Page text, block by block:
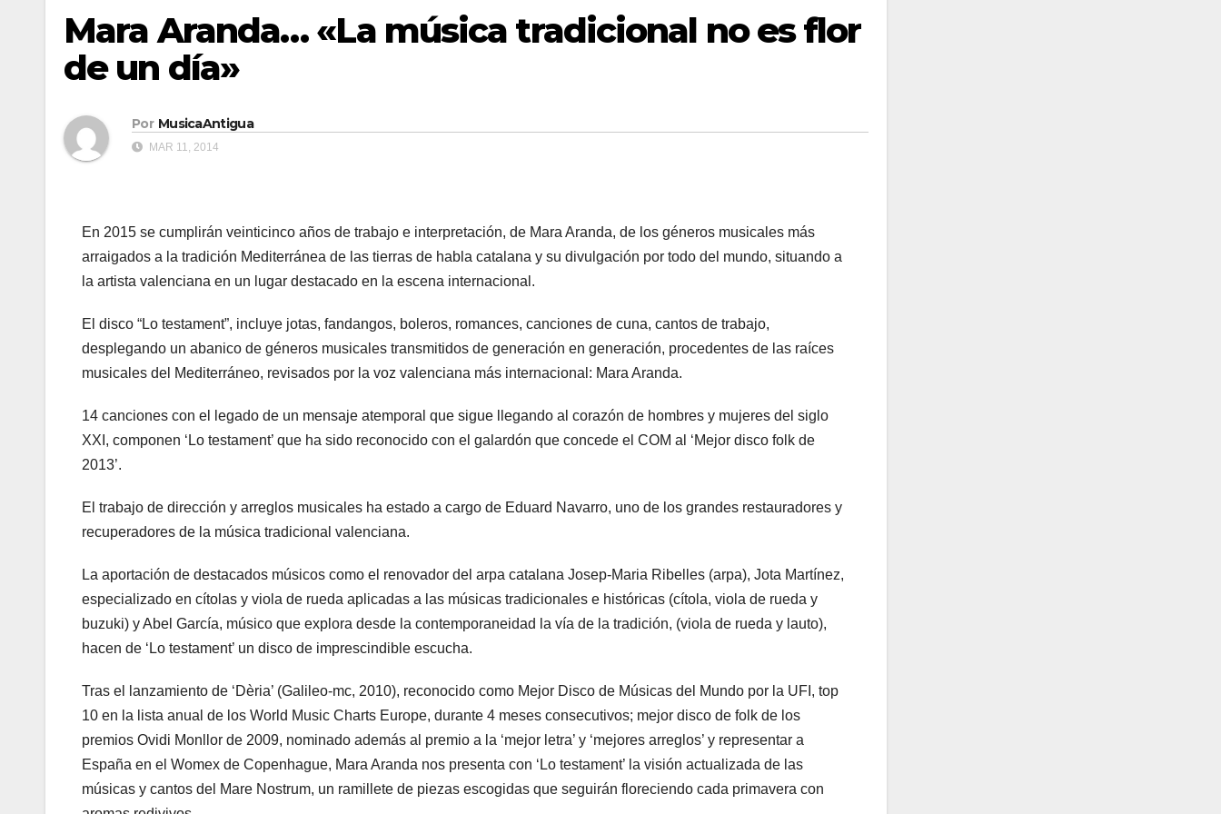
Mara Aranda… «La música tradicional no es flor
de un día»
Por MusicaAntigua
MAR 11, 2014
En 2015 se cumplirán veinticinco años de trabajo e interpretación, de Mara Aranda, de los géneros musicales más
arraigados a la tradición Mediterránea de las tierras de habla catalana y su divulgación por todo del mundo, situando a
la artista valenciana en un lugar destacado en la escena internacional.
El disco “Lo testament”, incluye jotas, fandangos, boleros, romances, canciones de cuna, cantos de trabajo,
desplegando un abanico de géneros musicales transmitidos de generación en generación, procedentes de las raíces
musicales del Mediterráneo, revisados por la voz valenciana más internacional: Mara Aranda.
14 canciones con el legado de un mensaje atemporal que sigue llegando al corazón de hombres y mujeres del siglo
XXI, componen ‘Lo testament’ que ha sido reconocido con el galardón que concede el COM al ‘Mejor disco folk de
2013’.
El trabajo de dirección y arreglos musicales ha estado a cargo de Eduard Navarro, uno de los grandes restauradores y
recuperadores de la música tradicional valenciana.
La aportación de destacados músicos como el renovador del arpa catalana Josep-Maria Ribelles (arpa), Jota Martínez,
especializado en cítolas y viola de rueda aplicadas a las músicas tradicionales e históricas (cítola, viola de rueda y
buzuki) y Abel García, músico que explora desde la contemporaneidad la vía de la tradición, (viola de rueda y lauto),
hacen de ‘Lo testament’ un disco de imprescindible escucha.
Tras el lanzamiento de ‘Dèria’ (Galileo-mc, 2010), reconocido como Mejor Disco de Músicas del Mundo por la UFI, top
10 en la lista anual de los World Music Charts Europe, durante 4 meses consecutivos; mejor disco de folk de los
premios Ovidi Monllor de 2009, nominado además al premio a la ‘mejor letra’ y ‘mejores arreglos’ y representar a
España en el Womex de Copenhague, Mara Aranda nos presenta con ‘Lo testament’ la visión actualizada de las
músicas y cantos del Mare Nostrum, un ramillete de piezas escogidas que seguirán floreciendo cada primavera con